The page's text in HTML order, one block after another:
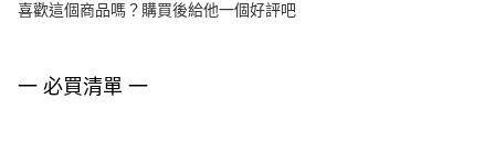
喜歡這個商品嗎？購買後給他一個好評吧
一 必買清單 一